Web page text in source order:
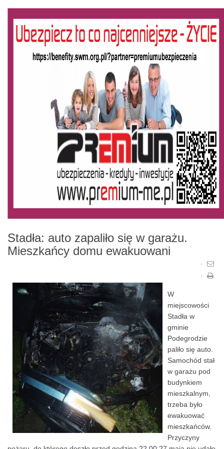
Stadła: auto zapaliło się w garażu.
Mieszkańcy domu ewakuowani
W
miejscowości
Stadła w
gminie
Podegrodzie
paliło się auto.
Samochód stał
w garażu pod
budynkiem
mieszkalnym,
trzeba było
ewakuować
mieszkańców.